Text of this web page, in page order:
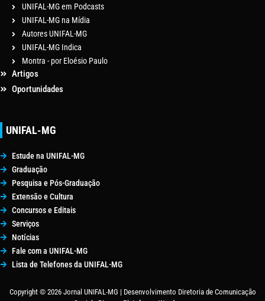
UNIFAL-MG em Podcasts
UNIFAL-MG na Mídia
Autores UNIFAL-MG
UNIFAL-MG Indica
Montra - por Eloésio Paulo
Artigos
Oportunidades
UNIFAL-MG
Estude na UNIFAL-MG
Graduação
Pesquisa e Pós-Graduação
Extensão e Cultura
Concursos e Editais
Serviços
Notícias
Fale com a UNIFAL-MG
Lista de Telefones da UNIFAL-MG
Copyright © 2026 Jornal UNIFAL-MG | Desenvolvimento Diretoria de Comunicação